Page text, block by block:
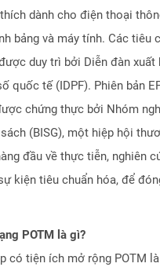
dành cho điện thoại
bảng và máy tính. Các tiêu
duy trì bởi Diễn đàn xuất
quốc tế (IDPF). Phiên bản
chứng thực bởi Nhóm
(BISG), một hiệp hội
đầu về thực tiễn, nghiên
kiện tiêu chuẩn hóa, để
POTM là gì?
có tiện ích mở rộng POTM